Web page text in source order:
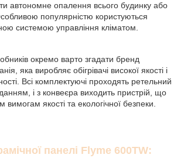
автономне опалення всього будинку або
популярністю користуються
системою управління кліматом.
окремо варто згадати бренд
яка виробляє обігрівачі високої якості і
Всі комплектуючі проходять ретельний
і з конвеєра виходить пристрій, що
вимогам якості та екологічної безпеки.
панелі Flyme 600ТW: